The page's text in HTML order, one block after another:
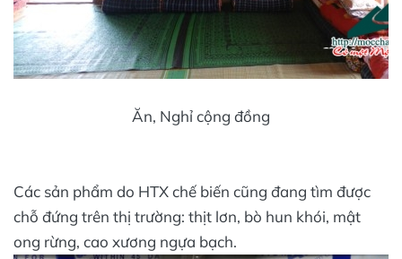
Ăn, Nghỉ cộng đồng
Các sản phẩm do HTX chế biến cũng đang tìm được
chỗ đứng trên thị trường: thịt lơn, bò hun khói, mật
ong rừng, cao xương ngựa bạch.